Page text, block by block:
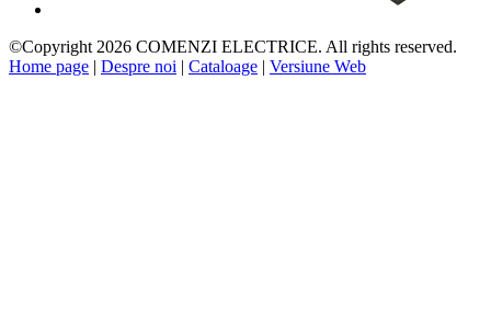
©Copyright 2026 COMENZI ELECTRICE. All rights reserved.
Home page | Despre noi | Cataloage | Versiune Web